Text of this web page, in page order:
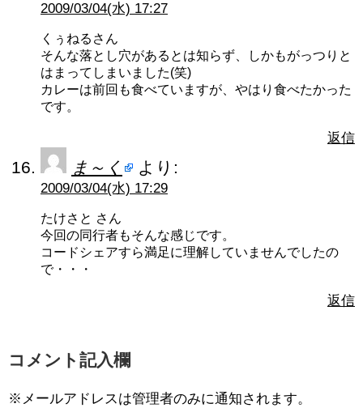
2009/03/04(水) 17:27
くぅねるさん
そんな落とし穴があるとは知らず、しかもがっつりと
はまってしまいました(笑)
カレーは前回も食べていますが、やはり食べたかった
です。
返信
ま～く より:
2009/03/04(水) 17:29
たけさと さん
今回の同行者もそんな感じです。
コードシェアすら満足に理解していませんでしたの
で・・・
返信
コメント記入欄
※メールアドレスは管理者のみに通知されます。